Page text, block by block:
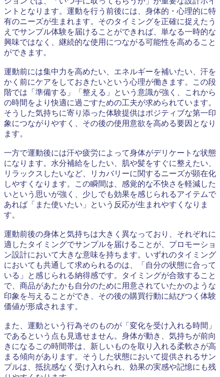
ントとなります。運動を行う前後には、身体的・心理的に特
有のニーズが生まれます。そのタイミングを正確に捉えたう
えでサンプル体験を届けることができれば、単なる一時的な
興味ではなく、継続的な使用につながる可能性を高めること
ができます。
運動前には集中力を高めたい、エネルギーを補いたい、汗を
かく前にケアをしておきたいという心理が働きます。この段
階では「準備する」「整える」という意識が強く、これから
の時間をより快適に過ごすための工夫が求められています。
そうした気持ちに寄り添った体験提供はポジティブな第一印
象につながりやすく、その後の使用意欲を高める要因となり
ます。
一方で運動後には汗や疲労によって身体がデリケートな状態
になります。水分補給をしたい、肌や髪をすぐに整えたい、
リラックスしたいなど、リカバリーに関するニーズが顕在化
しやすくなります。この瞬間は、感覚的な不快さを軽減した
いという思いが強く、少しでも効果を感じられるアイテムで
あれば「また使いたい」という反応が生まれやすくなりま
す。
運動前後の身体と気持ちは大きく異なっており、それぞれに
適したタイミングでサンプルを届けることが、プロモーショ
ン設計において大きな意味を持ちます。いずれのタイミング
においても共通して求められるのは、「自分の状態に合って
いる」と感じられる納得感です。タイミングが合致すること
で、商品があたかも自分のために用意されていたかのような
印象を与えることができ、その後の購買行動に結びつく体験
価値が形成されます。
また、運動という行為そのものが「変化を受け入れる時間」
であるという点も見逃せません。身体が動き、気持ちが前向
きになるこの時間帯は、新しいものを取り入れる柔軟さが高
まる傾向があります。そうした状態において提供されるサン
プルは、抵抗感なく受け入れられ、効果の実感や記憶にも残